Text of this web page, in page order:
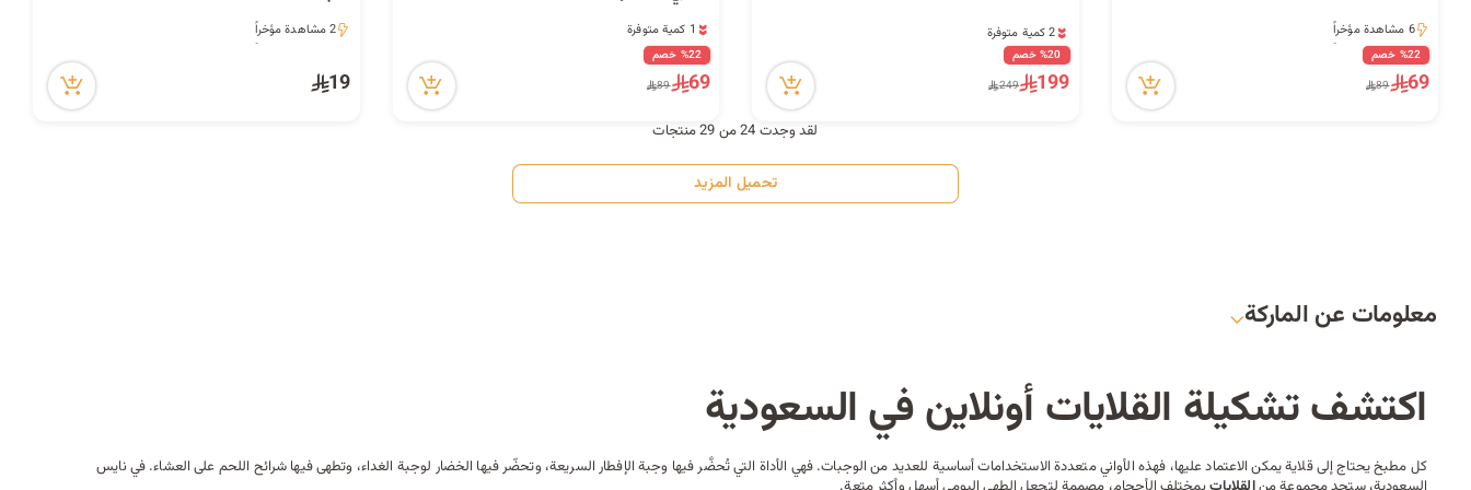
6 مشاهدة مؤخراً
6 مشاهدة مؤخراً
%22 خصم
69
89
2 كمية متوفرة
8 مشاهدة مؤخراً
2 كمية متوفرة
8 مشاهدة مؤخراً
%20 خصم
199
249
1 كمية متوفرة
1 كمية متوفرة
%22 خصم
69
89
2 مشاهدة مؤخراً
19
لقد وجدت 24 من 29 منتجات
تحميل المزيد
معلومات عن الماركة
اكتشف تشكيلة القلايات أونلاين في السعودية
كل مطبخيحتاج إلى قلاية يمكن الاعتماد عليها، فهذه الأواني متعددة الاستخدامات أساسية للعديد من الوجبات. فهي الأداة التي تُحضَّر فيها وجبة الإفطار السريعة، وتحضّر فيها الخضار لوجبة الغداء، وتطهى فيها شرائح اللحم على العشاء. في نايس